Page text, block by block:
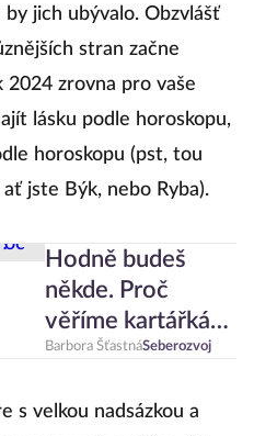
jich ubývalo. Obzvlášť
stran začne
2024 zrovna pro vaše
lásku podle horoskopu,
horoskopu (pst, tou
jste Býk, nebo Ryba).
Hodně budeš
někde. Proč
věříme kartářkám,
horoskopům a
Barbora ŠťastnáSeberozvoj
s velkou nadsázkou a